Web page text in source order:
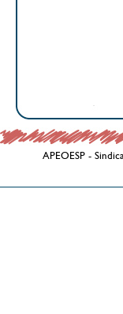
APEOESP -